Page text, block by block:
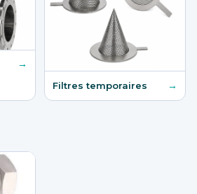
→
Filtres temporaires →